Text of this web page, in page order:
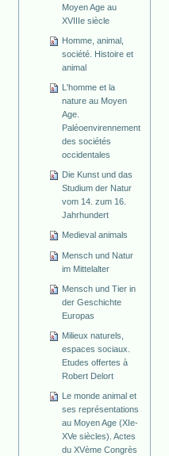
Moyen Age au
XVIIIe siècle
Homme, animal,
société. Histoire et
animal
L'homme et la
nature au Moyen
Age.
Paléoenvirennement
des sociétés
occidentales
Die Kunst und das
Studium der Natur
vom 14. zum 16.
Jahrhundert
Medieval animals
Mensch und Natur
im Mittelalter
Mensch und Tier in
der Geschichte
Europas
Milieux naturels,
espaces sociaux.
Etudes offertes à
Robert Delort
Le monde animal et
ses représentations
au Moyen Age (XIe-
XVe siècles). Actes
du XVème Congrès